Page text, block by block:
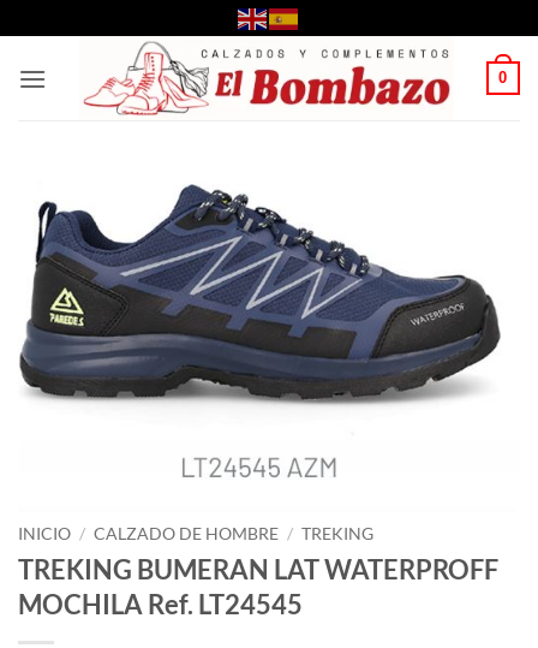
al
contenido
0
INICIO / CALZADO DE HOMBRE / TREKING
TREKING BUMERAN LAT WATERPROFF
MOCHILA Ref. LT24545